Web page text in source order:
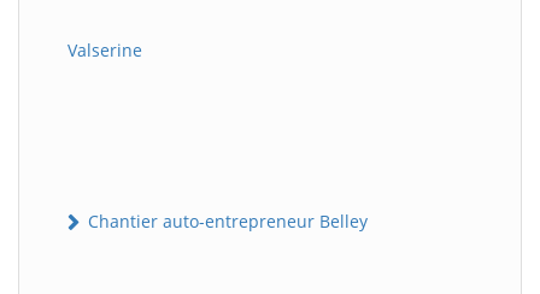
Valserine
Chantier auto-entrepreneur Belley